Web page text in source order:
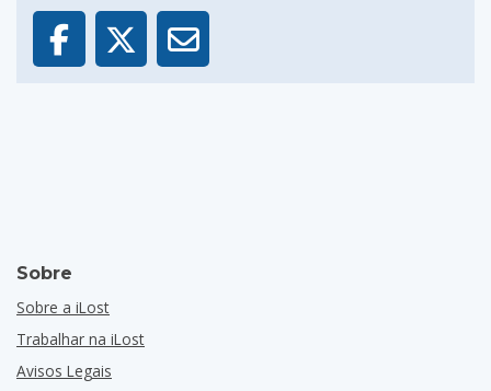
Sobre
Sobre a iLost
Trabalhar na iLost
Avisos Legais